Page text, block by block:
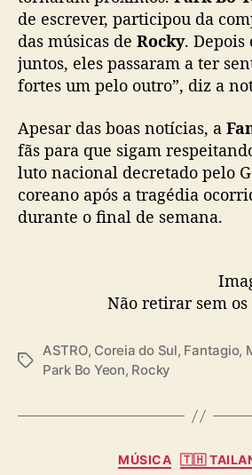
de escrever, participou da
das músicas de Rocky. Depois
juntos, eles passaram a ter
fortes um pelo outro”, diz a
Apesar das boas notícias, a
fãs para que sigam
luto nacional decretado pelo
coreano após a tragédia
durante o final de semana.
Não retirar sem
T
s
ASTRO, Coreia do Sul, Fantagio,
Park Bo Yeon, Rocky
C
MÚSICA 🇹🇭